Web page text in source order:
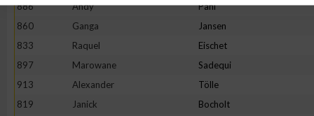
886
Andy Pahl
860
Ganga Jansen
833
Raquel Eischet
897
Marowane Sadequi
913
Alexander Tölle
819
Janick Bocholt
Verwendung reduzierter Daten zur Auswahl von Werbeanzeigen
Verwendung von Profilen zur Auswahl personalisierter Werbung